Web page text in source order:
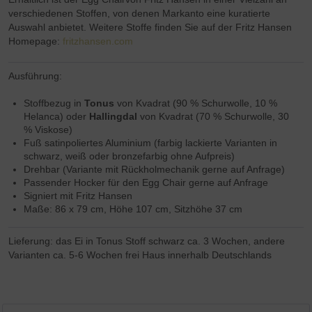
verschiedenen Stoffen, von denen Markanto eine kuratierte
Auswahl anbietet. Weitere Stoffe finden Sie auf der Fritz Hansen
Homepage:fritzhansen.com
Ausführung:
Stoffbezug inTonus von Kvadrat (90 % Schurwolle, 10 %
Helanca) oder Hallingdalvon Kvadrat (70 % Schurwolle, 30
% Viskose)
Fuß satinpoliertes Aluminium (farbig lackierte Varianten in
schwarz, weiß oder bronzefarbig ohne Aufpreis)
Drehbar (Variante mit Rückholmechanik gerne auf Anfrage)
Passender Hocker für den Egg Chair gerne auf Anfrage
Signiert mit Fritz Hansen
Maße: 86 x 79 cm, Höhe 107 cm, Sitzhöhe 37 cm
Lieferung: das Ei in Tonus Stoff schwarz ca. 3 Wochen, andere
Varianten ca. 5-6 Wochen frei Haus innerhalb Deutschlands